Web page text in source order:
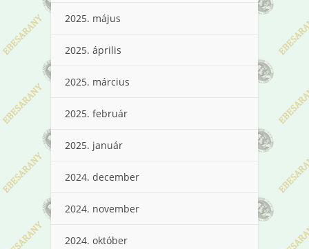
2025. május
2025. április
2025. március
2025. február
2025. január
2024. december
2024. november
2024. október